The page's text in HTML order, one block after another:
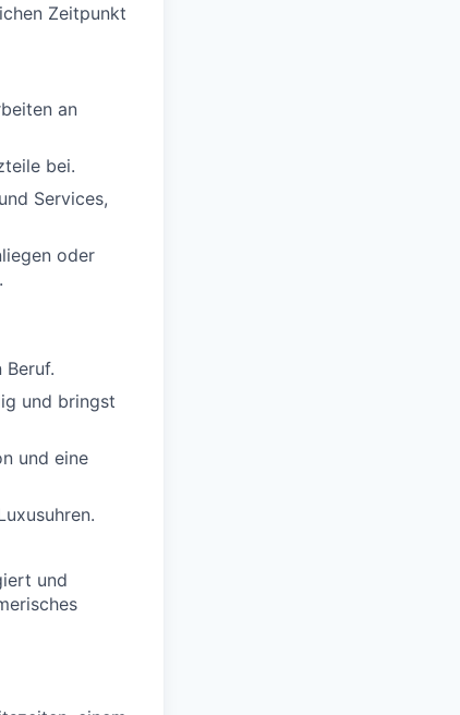
Zeitpunkt
an
bei.
Services,
oder
.
und bringst
und eine
und